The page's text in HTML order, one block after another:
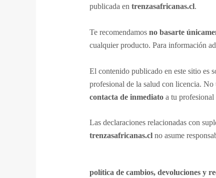
publicada en trenzasafricanas.cl.
Te recomendamos no basarte
cualquier producto. Para información
El contenido publicado en este sitio es
profesional de la salud con licencia. No
contacta de inmediatoa tu profesional
Las declaraciones relacionadas con
trenzasafricanas.clno asume
política de cambios, devoluciones y